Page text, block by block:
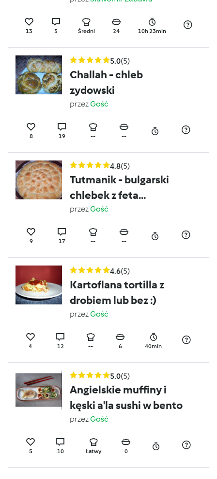
13 5 Średni 24 10h 23min
5.0(5)
Challah - chleb
zydowski
przezGość
8 19 -- --
4.8(5)
Tutmanik - bulgarski
chlebek z feta
(swiateczny)
przezGość
9 17 -- --
4.6(5)
Kartoflana tortilla z
drobiem lub bez :)
przezGość
4 12 -- 6 40min
5.0(5)
Angielskie muffiny i
kęski a'la sushi w bento
przezGość
5 10 Łatwy 0